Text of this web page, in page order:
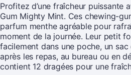
Profitez d’une fraîcheur puissante
Gum Mighty Mint. Ces chewing-
parfum menthe agréable pour
moment de la journée. Leur petit
facilement dans une poche, un
après les repas, au bureau ou en
contient 12 dragées pour une